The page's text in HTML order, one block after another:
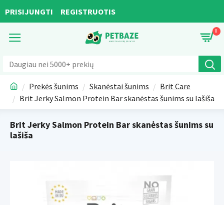
PRISIJUNGTI REGISTRUOTIS
0
Prekės šunims Skanėstai šunims
Brit Care
Brit Jerky Salmon Protein Bar skanėstas šunims su lašiša
Brit Jerky Salmon Protein Bar skanėstas šunims su
lašiša